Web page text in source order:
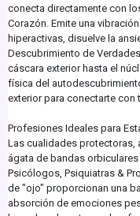
conecta directamente con
Corazón. Emite una
hiperactivas, disuelve la
Descubrimiento de
cáscara exterior hasta el
física del
exterior para conectarte con
Profesiones Ideales para
Las cualidades protectoras,
ágata de bandas
Psicólogos, Psiquiatras &
de "ojo" proporcionan una
absorción de emociones